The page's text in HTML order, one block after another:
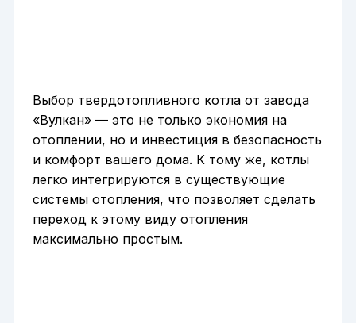
Выбор твердотопливного котла от завода
«Вулкан» — это не только экономия на
отоплении, но и инвестиция в безопасность
и комфорт вашего дома. К тому же, котлы
легко интегрируются в существующие
системы отопления, что позволяет сделать
переход к этому виду отопления
максимально простым.